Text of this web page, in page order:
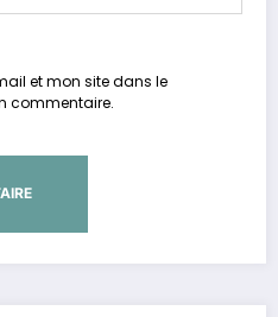
et mon site dans le
commentaire.